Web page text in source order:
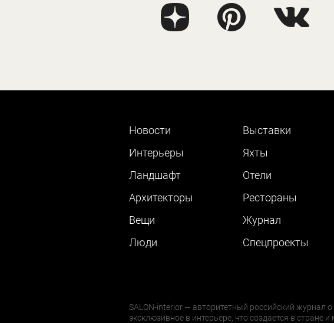
Новости
Интерьеры
Ландшафт
Архитекторы
Вещи
Люди
Выставки
Яхты
Отели
Рестораны
Журнал
Cпецпроекты
SALON-interior — авторитетный российский журнал о
эксклюзивное в интерьере, что создается в стране